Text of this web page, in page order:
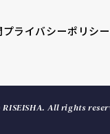
プライバシーポリシー
All rights